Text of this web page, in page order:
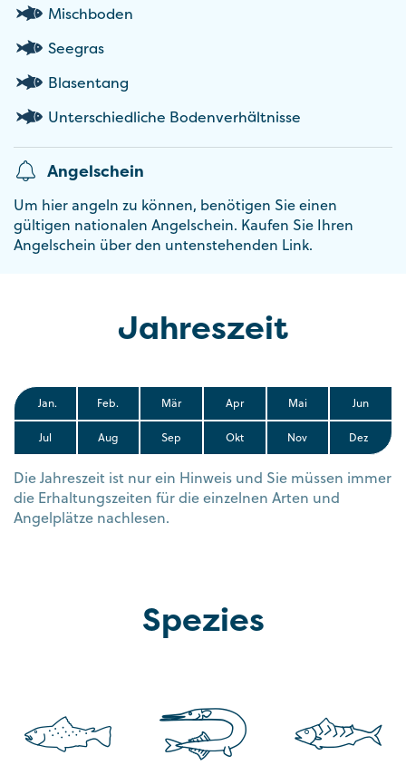
Mischboden
Seegras
Blasentang
Unterschiedliche Bodenverhältnisse
Angelschein
Um hier angeln zu können, benötigen Sie einen
gültigen nationalen Angelschein. Kaufen Sie Ihren
Angelschein über den untenstehenden Link.
Jahreszeit
Jan. Feb. Mär Apr Mai Jun
Jul Aug Sep Okt Nov Dez
Die Jahreszeit ist nur ein Hinweis und Sie müssen immer
die Erhaltungszeiten für die einzelnen Arten und
Angelplätze nachlesen.
Spezies